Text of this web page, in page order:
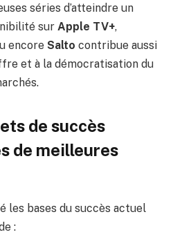
séries d’atteindre un
sur Apple TV+,
encore Salto contribue aussi
et à la démocratisation du
de succès
de meilleures
les bases du succès actuel
: